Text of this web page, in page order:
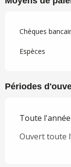
Chèques
Espèces
Périodes
Toute
Ouvert toute